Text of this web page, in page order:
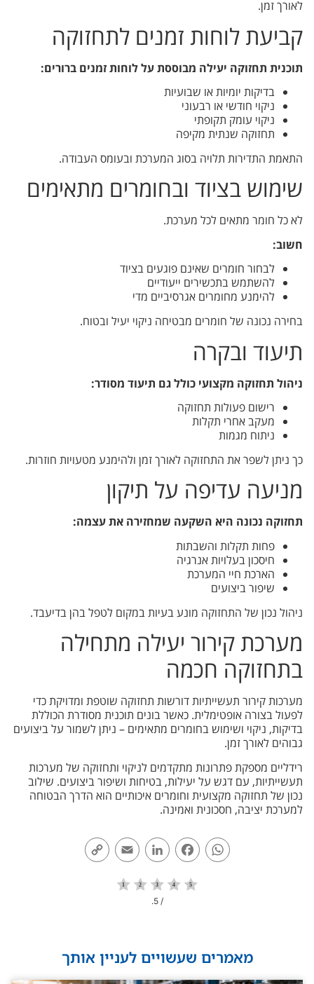
לאורך זמן.
קביעת לוחות זמנים לתחזוקה
תוכנית תחזוקה יעילה מבוססת על לוחות זמנים ברורים:
בדיקות יומיות או שבועיות
ניקוי חודשי או רבעוני
ניקוי עומק תקופתי
תחזוקה שנתית מקיפה
התאמת התדירות תלויה בסוג המערכת ובעומס העבודה.
שימוש בציוד ובחומרים מתאימים
לא כל חומר מתאים לכל מערכת.
חשוב:
לבחור חומרים שאינם פוגעים בציוד
להשתמש בתכשירים ייעודיים
להימנע מחומרים אגרסיביים מדי
בחירה נכונה של חומרים מבטיחה ניקוי יעיל ובטוח.
תיעוד ובקרה
ניהול תחזוקה מקצועי כולל גם תיעוד מסודר:
רישום פעולות תחזוקה
מעקב אחרי תקלות
ניתוח מגמות
כך ניתן לשפר את התחזוקה לאורך זמן ולהימנע מטעויות חוזרות.
מניעה עדיפה על תיקון
תחזוקה נכונה היא השקעה שמחזירה את עצמה:
פחות תקלות והשבתות
חיסכון בעלויות אנרגיה
הארכת חיי המערכת
שיפור ביצועים
ניהול נכון של התחזוקה מונע בעיות במקום לטפל בהן בדיעבד.
מערכת קירור יעילה מתחילה
בתחזוקה חכמה
מערכות קירור תעשייתיות דורשות תחזוקה שוטפת ומדויקת כדי
לפעול בצורה אופטימלית. כאשר בונים תוכנית מסודרת הכוללת
בדיקות, ניקוי ושימוש בחומרים מתאימים – ניתן לשמור על ביצועים
גבוהים לאורך זמן.
רידליים מספקת פתרונות מתקדמים לניקוי ותחזוקה של מערכות
תעשייתיות, עם דגש על יעילות, בטיחות ושיפור ביצועים. שילוב
נכון של תחזוקה מקצועית וחומרים איכותיים הוא הדרך הבטוחה
למערכת יציבה, חסכונית ואמינה.
WhatsApp
Facebook
LinkedIn
Email
/ 5.
מאמרים שעשויים לעניין אותך